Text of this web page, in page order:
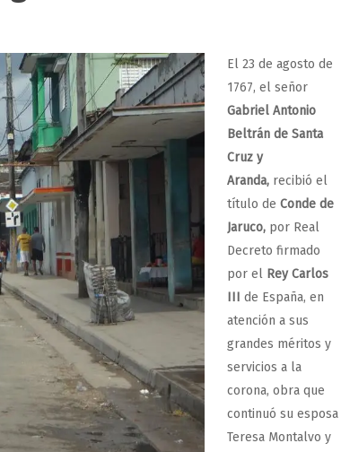
El 23 de agosto de
1767, el señor
Gabriel Antonio
Beltrán de Santa
Cruz y
Aranda, recibió el
título de Conde de
Jaruco, por Real
Decreto firmado
por el Rey Carlos
III de España, en
atención a sus
grandes méritos y
servicios a la
corona, obra que
continuó su esposa
Teresa Montalvo y